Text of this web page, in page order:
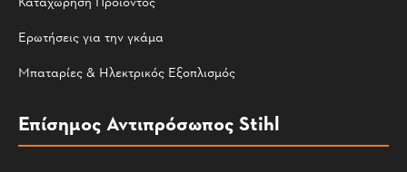
Ερωτήσεις για την γκάμα
Μπαταρίες & Ηλεκτρικός Εξοπλισμός
Επίσημος Αντιπρόσωπος Stihl